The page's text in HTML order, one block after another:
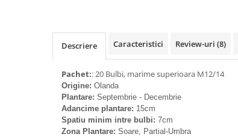
Descriere Caracteristici Review-uri (8)
Pachet:: 20 Bulbi, marime superioara M12/14
Origine: Olanda
Plantare: Septembrie - Decembrie
Adancime plantare: 15cm
Spatiu minim intre bulbi: 7cm
Zona Plantare: Soare, Partial-Umbra